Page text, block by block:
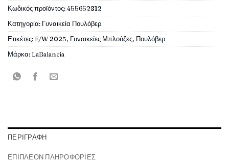
Κωδικός προϊόντος:455652812
Κατηγορία: Γυναικεία Πουλόβερ
Ετικέτες: F/W 2025, Γυναικείες Μπλούζες, Πουλόβερ
Μάρκα: LaBalancia
ΠΕΡΙΓΡΑΦΉ
ΕΠΙΠΛΈΟΝ ΠΛΗΡΟΦΟΡΊΕΣ